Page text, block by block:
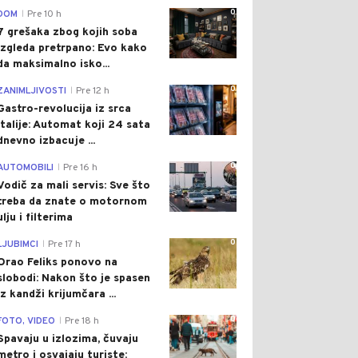
0
Pre 10 h
grešaka zbog kojih soba
pretrpano: Evo kako
maksimalno isko...
0
Pre 12 h
revolucija iz srca
Automat koji 24 sata
izbacuje ...
0
Pre 16 h
za mali servis: Sve što
da znate o motornom
i filterima
0
Pre 17 h
Feliks ponovo na
Nakon što je spasen
kandži krijumčara ...
0
VIDEO Pre 18 h
u izlozima, čuvaju
i osvajaju turiste: